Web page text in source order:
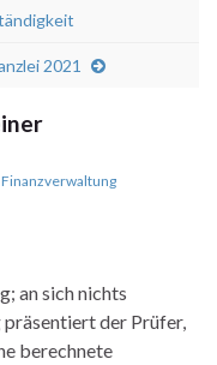
2021
an sich nichts
präsentiert der Prüfer,
berechnete